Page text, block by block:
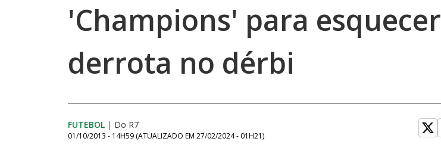
'Champions' para esquecer
derrota no dérbi
FUTEBOL | Do R7
01/10/2013 - 14H59 (ATUALIZADO EM 27/02/2024 - 01H21)